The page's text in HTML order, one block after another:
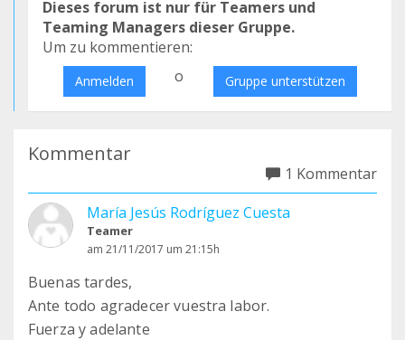
Dieses forum ist nur für Teamers und
Teaming Managers dieser Gruppe.
Um zu kommentieren:
Anmelden o Gruppe unterstützen
Kommentar
1 Kommentar
María Jesús Rodríguez Cuesta
Teamer
am 21/11/2017 um 21:15h
Buenas tardes,
Ante todo agradecer vuestra labor.
Fuerza y adelante